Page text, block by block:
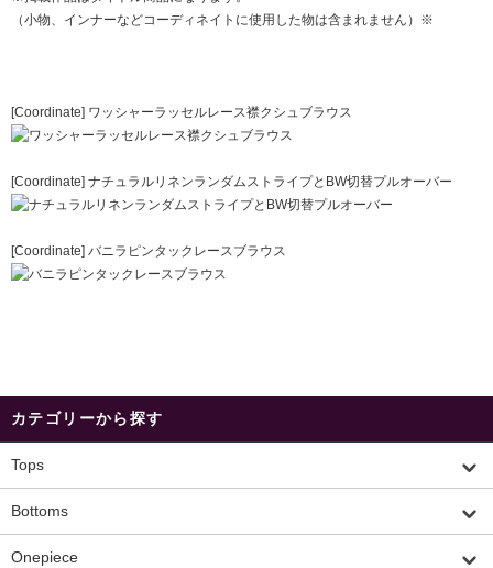
（小物、インナーなどコーディネイトに使用した物は含まれません）※
[Coordinate] ワッシャーラッセルレース襟クシュブラウス
[Coordinate] ナチュラルリネンランダムストライプとBW切替プルオーバー
[Coordinate] バニラピンタックレースブラウス
カテゴリーから探す
Tops
Bottoms
Onepiece